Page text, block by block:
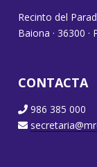
Recinto del
Baiona · 36300 ·
CONTACTA
986 385 000